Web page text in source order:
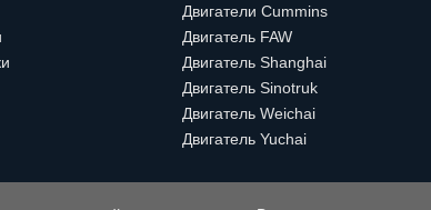
Двигатели Cummins
Двигатель FAW
Двигатель Shanghai
Двигатель Sinotruk
Двигатель Weichai
Двигатель Yuchai